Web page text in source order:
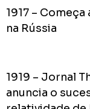
1917 –
na Rússia
1919 – Jornal
anuncia o